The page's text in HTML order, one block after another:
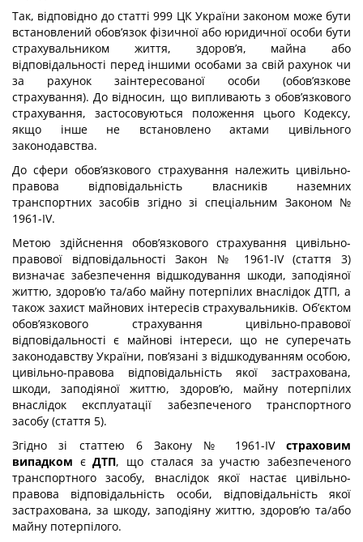
Так, відповідно до статті 999 ЦК України законом може бути
встановлений обов’язок фізичної або юридичної особи бути
страхувальником життя, здоров’я, майна або
відповідальності перед іншими особами за свій рахунок чи
за рахунок заінтересованої особи (обов’язкове
страхування). До відносин, що випливають з обов’язкового
страхування, застосовуються положення цього Кодексу,
якщо інше не встановлено актами цивільного
законодавства.
До сфери обов’язкового страхування належить цивільно-
правова відповідальність власників наземних
транспортних засобів згідно зі спеціальним Законом №
1961-IV.
Метою здійснення обов’язкового страхування цивільно-
правової відповідальності Закон № 1961-IV (стаття 3)
визначає забезпечення відшкодування шкоди, заподіяної
життю, здоров’ю та/або майну потерпілих внаслідок ДТП, а
також захист майнових інтересів страхувальників. Об’єктом
обов’язкового страхування цивільно-правової
відповідальності є майнові інтереси, що не суперечать
законодавству України, пов’язані з відшкодуванням особою,
цивільно-правова відповідальність якої застрахована,
шкоди, заподіяної життю, здоров’ю, майну потерпілих
внаслідок експлуатації забезпеченого транспортного
засобу (стаття 5).
Згідно зі статтею 6 Закону № 1961-IV страховим
випадком єДТП, що сталася за участю забезпеченого
транспортного засобу, внаслідок якої настає цивільно-
правова відповідальність особи, відповідальність якої
застрахована, за шкоду, заподіяну життю, здоров’ю та/або
майну потерпілого.